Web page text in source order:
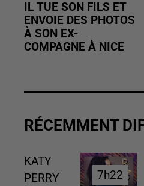
IL TUE SON FILS ET
ENVOIE DES PHOTOS
À SON EX-
COMPAGNE À NICE
RÉCEMMENT
KATY
PERRY
7h22
7h22